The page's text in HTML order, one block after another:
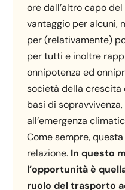
ore dall’altro capo
vantaggio per alcuni,
per (relativamente)
per tutti e inoltre
onnipotenza ed
società della crescita
basi di
all’emergenza
Come sempre,
relazione. In questo
l’opportunità è
ruolo del trasporto